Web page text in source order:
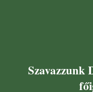
Szavazzunk